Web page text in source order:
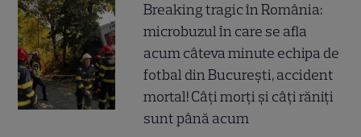
Breaking tragic în România:
microbuzul în care se afla
acum câteva minute echipa de
fotbal din București, accident
mortal! Câți morți și câți răniți
sunt până acum